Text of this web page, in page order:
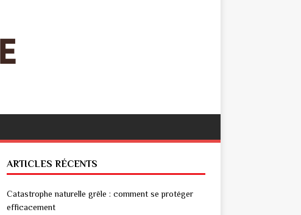
ARTICLES RÉCENTS
Catastrophe naturelle grêle : comment se protéger
efficacement